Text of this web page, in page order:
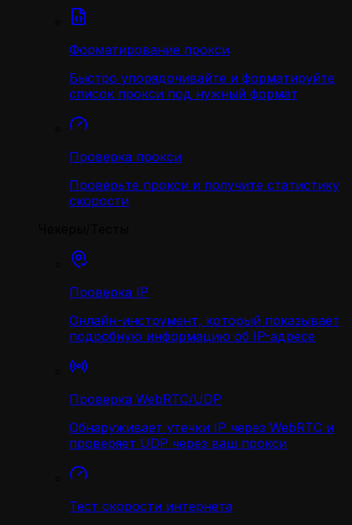
Форматирование прокси
Быстро упорядочивайте и форматируйте
список прокси под нужный формат
Проверка прокси
Проверьте прокси и получите статистику
скорости
Проверка IP
Онлайн-инструмент, который показывает
подробную информацию об IP-адресе
Проверка WebRTC/UDP
Обнаруживает утечки IP через WebRTC и
проверяет UDP через ваш прокси
Тест скорости интернета